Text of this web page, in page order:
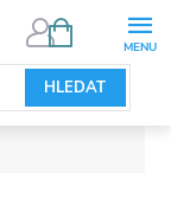
HLEDAT
NÁKUPNÍ